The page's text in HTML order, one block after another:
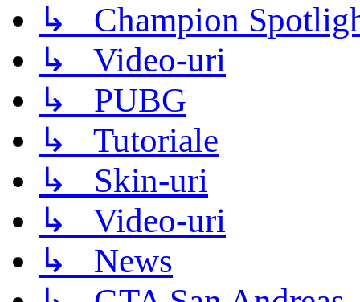
↳ Champion
↳ Video-uri
↳ PUBG
↳ Tutoriale
↳ Skin-uri
↳ Video-uri
↳ News